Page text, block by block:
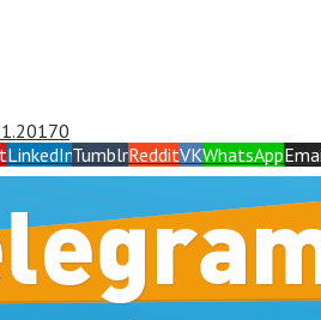
0
LinkedInTumblrRedditVKWhatsApp